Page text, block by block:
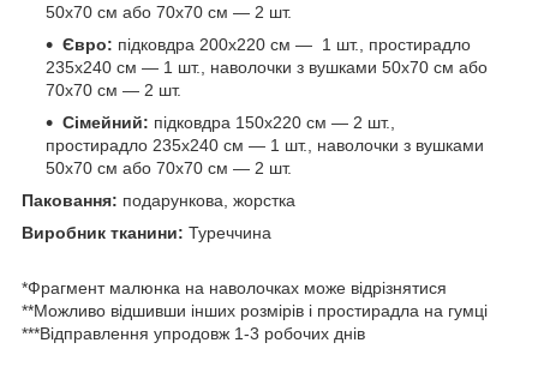
50х70 см або 70х70 см — 2 шт.
Євро: підковдра 200х220 см — 1 шт., простирадло
235х240 см — 1 шт., наволочки з вушками 50х70 см або
70х70 см — 2 шт.
Сімейний: підковдра 150х220 см — 2 шт.,
простирадло 235х240 см — 1 шт., наволочки з вушками
50х70 см або 70х70 см — 2 шт.
Паковання: подарункова, жорстка
Виробник тканини: Туреччина
*Фрагмент малюнка на наволочках може відрізнятися
**Можливо відшивши інших розмірів і простирадла на гумці
***Відправлення упродовж 1-3 робочих днів